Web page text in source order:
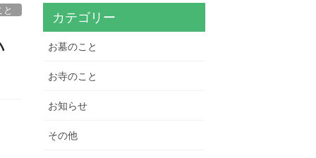
と
カテゴリー
お墓のこと
お寺のこと
お知らせ
その他